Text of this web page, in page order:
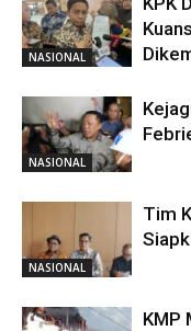
NASIONAL
NASIONAL
NASIONAL
Tim
KMP